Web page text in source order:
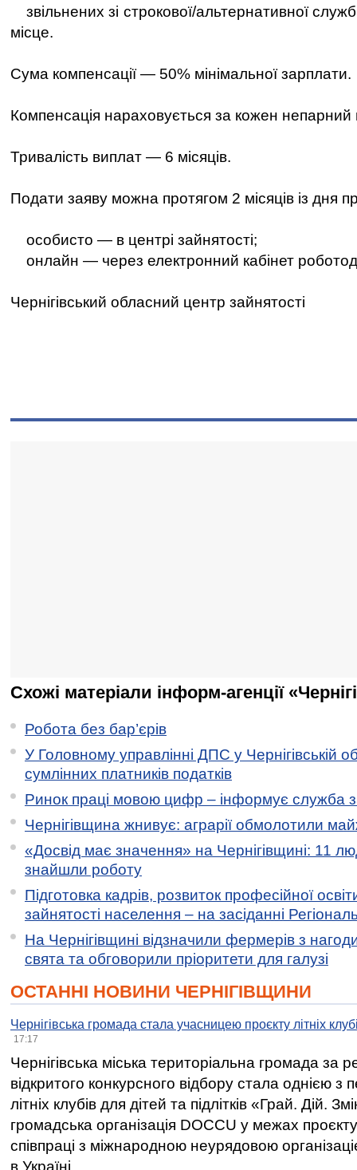
звільнених зі строкової/альтернативної
місце.
Сума компенсації — 50% мінімальної зарплати.
Компенсація нараховується за кожен непарний
Тривалість виплат — 6 місяців.
Подати заяву можна протягом 2 місяців із дня
особисто — в центрі зайнятості;
онлайн — через електронний кабінет
Чернігівський обласний центр зайнятості
Схожі матеріали інформ-агенції
Робота без бар’єрів
У Головному управлінні ДПС у Чернігівській
сумлінних платників податків
Ринок праці мовою цифр – інформує служба
Чернігівщина жнивує: аграрії обмолотили
«Досвід має значення» на Чернігівщині: 11
знайшли роботу
Підготовка кадрів, розвиток професійної
зайнятості населення – на засіданні
На Чернігівщині відзначили фермерів з
свята та обговорили пріоритети для галузі
ОСТАННІ НОВИНИ ЧЕРНІГІВЩИНИ
Чернігівська громада стала учасницею проєкту літніх
17:17
Чернігівська міська територіальна громада за
відкритого конкурсного відбору стала однією
літніх клубів для дітей та підлітків «Грай. Дій.
громадська організація DOCCU у межах
співпраці з міжнародною неурядовою
в Україні.